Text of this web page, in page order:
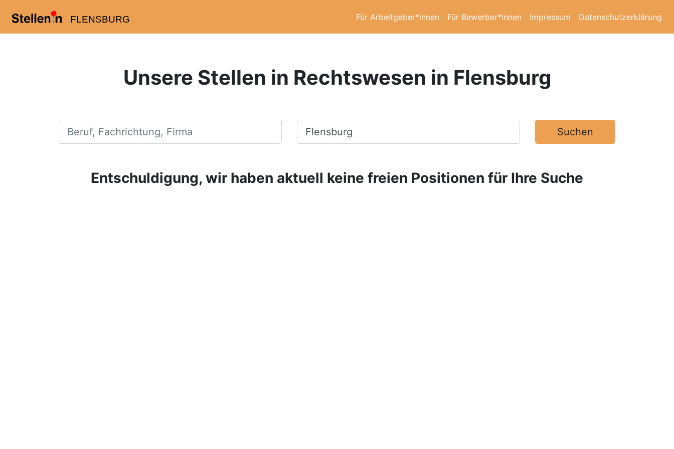
FLENSBURG Für Arbeitgeber*innen Für Bewerber*innen Impressum Datenschutzerklärung
Unsere Stellen in Rechtswesen in Flensburg
Beruf, Fachrichtung, Firma Ort, Stadt Suchen
Entschuldigung, wir haben aktuell keine freien Positionen für Ihre Suche